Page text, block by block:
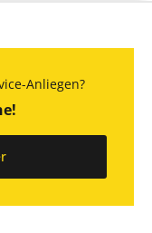
Anliegen?